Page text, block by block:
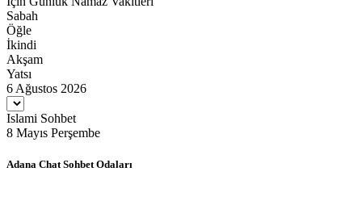
Sabah
Öğle
İkindi
Akşam
Yatsı
6 Ağustos 2026
Islami Sohbet
8 Mayıs Perşembe
Adana Chat Sohbet Odaları